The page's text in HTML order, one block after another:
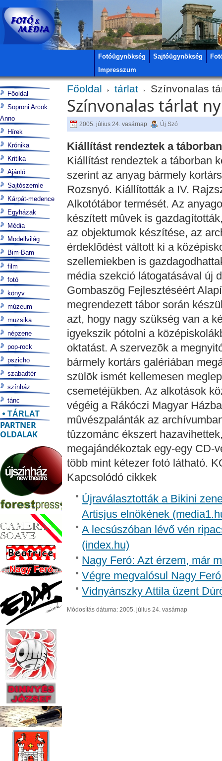
Fotóügynökség Sajtóügynökség
Impresszum
Főoldal tárlat Színvonalas
Színvonalas tárlat
2005. július 24. vasárnap Új Szó
Kiállítást rendeztek a
Kiállítást rendeztek a táborban
szerint az anyag bármely
Rozsnyó. Kiállították a IV.
Alkotótábor termését. Az
készített mûvek is
az objektumok készítése, az
érdeklõdést váltott ki a
szellemiekben is
média szekció látogatásával új
Gombaszög Fejlesztéséért
megrendezett tábor során
azt, hogy nagy szükség van a
igyekszik pótolni a
oktatást. A szervezõk a
bármely kortárs galériában
szülõk ismét kellemesen
csemetéjükben. Az alkotások
végéig a Rákóczi Magyar
mûvészpalánták az
tûzzománc ékszert
megajándékoztak egy-egy CD-
több mint kétezer fotó látható.
Kapcsolódó cikkek
Újraválasztották a Bikini
Artisjus elnökének
A lecsúszóban lévő vén
(index.hu)
Nagy Feró: Azt érzem, már
Végre megvalósul Nagy
Vidnyánszky Attila üzent
Módosítás dátuma: 2005. július 24. vasárnap
Főoldal
Soproni Arcok
Anno
Hírek
Krónika
Kritika
Ajánló
Sajtószemle
Kárpát-medence
Egyházak
Média
Modellvilág
Bim-Bam
film
fotó
könyv
múzeum
muzsika
népzene
pop-rock
pszicho
szabadtér
színház
tánc
TÁRLAT
PARTNER
OLDALAK